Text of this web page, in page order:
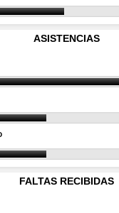
ASISTENCIAS
FALTAS RECIBIDAS